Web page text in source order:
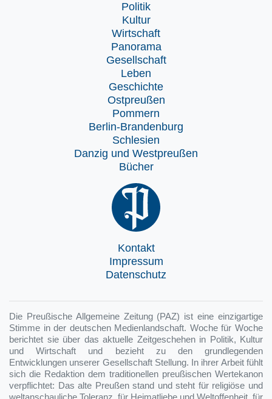
Politik
Kultur
Wirtschaft
Panorama
Gesellschaft
Leben
Geschichte
Ostpreußen
Pommern
Berlin-Brandenburg
Schlesien
Danzig und Westpreußen
Bücher
Kontakt
Impressum
Datenschutz
Die Preußische Allgemeine Zeitung (PAZ) ist eine einzigartige
Stimme in der deutschen Medienlandschaft. Woche für Woche
berichtet sie über das aktuelle Zeitgeschehen in Politik, Kultur
und Wirtschaft und bezieht zu den grundlegenden
Entwicklungen unserer Gesellschaft Stellung. In ihrer Arbeit fühlt
sich die Redaktion dem traditionellen preußischen Wertekanon
verpflichtet: Das alte Preußen stand und steht für religiöse und